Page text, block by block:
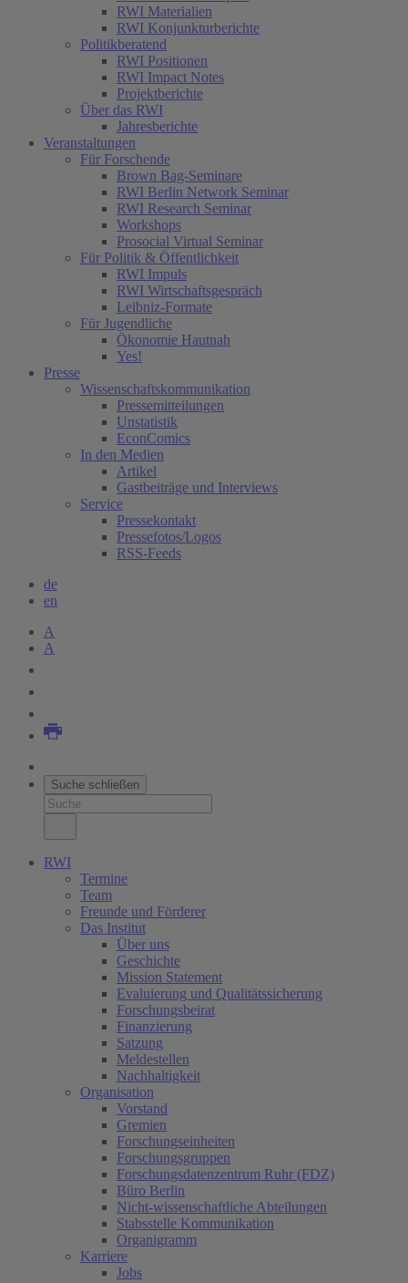
RWI Materialien
RWI Konjunkturberichte
Politikberatend
RWI Positionen
RWI Impact Notes
Projektberichte
Über das RWI
Jahresberichte
Veranstaltungen
Für Forschende
Brown Bag-Seminare
RWI Berlin Network Seminar
RWI Research Seminar
Workshops
Prosocial Virtual Seminar
Für Politik & Öffentlichkeit
RWI Impuls
RWI Wirtschaftsgespräch
Leibniz-Formate
Für Jugendliche
Ökonomie Hautnah
Yes!
Presse
Wissenschaftskommunikation
Pressemitteilungen
Unstatistik
EconComics
In den Medien
Artikel
Gastbeiträge und Interviews
Service
Pressekontakt
Pressefotos/Logos
RSS-Feeds
de
en
A
A
Suche schließen
RWI
Termine
Team
Freunde und Förderer
Das Institut
Über uns
Geschichte
Mission Statement
Evaluierung und Qualitätssicherung
Forschungsbeirat
Finanzierung
Satzung
Meldestellen
Nachhaltigkeit
Organisation
Vorstand
Gremien
Forschungseinheiten
Forschungsgruppen
Forschungsdatenzentrum Ruhr (FDZ)
Büro Berlin
Nicht-wissenschaftliche Abteilungen
Stabsstelle Kommunikation
Organigramm
Karriere
Jobs